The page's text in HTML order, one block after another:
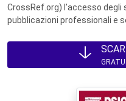
CrossRef.org) l’accesso
pubblicazioni professionali e